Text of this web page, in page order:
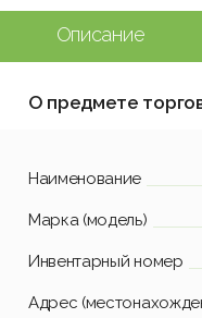
Описание
О предмете
Наименование
Марка (модель)
Инвентарный номер
Адрес